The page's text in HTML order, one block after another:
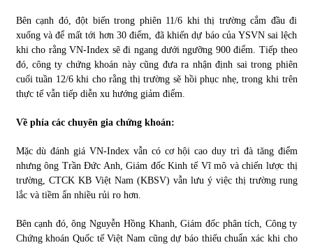
Bên cạnh đó, đột biến trong phiên 11/6 khi thị trường cắm đầu đi
xuống và để mất tới hơn 30 điểm, đã khiến dự báo của YSVN sai lệch
khi cho rằng VN-Index sẽ đi ngang dưới ngưỡng 900 điểm. Tiếp theo
đó, công ty chứng khoán này cũng đưa ra nhận định sai trong phiên
cuối tuần 12/6 khi cho rằng thị trường sẽ hồi phục nhẹ, trong khi trên
thực tế vẫn tiếp diễn xu hướng giảm điểm.
Về phía các chuyên gia chứng khoán:
Mặc dù đánh giá VN-Index vẫn có cơ hội cao duy trì đà tăng điểm
nhưng ông Trần Đức Anh, Giám đốc Kinh tế Vĩ mô và chiến lược thị
trường, CTCK KB Việt Nam (KBSV) vẫn lưu ý việc thị trường rung
lắc và tiềm ẩn nhiều rủi ro hơn.
Bên cạnh đó, ông Nguyễn Hồng Khanh, Giám đốc phân tích, Công ty
Chứng khoán Quốc tế Việt Nam cũng dự báo thiếu chuẩn xác khi cho